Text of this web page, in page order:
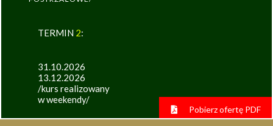
TERMIN 2:
31.10.2026
13.12.2026
/kurs realizowany
w weekendy/
Pobierz ofertę PDF